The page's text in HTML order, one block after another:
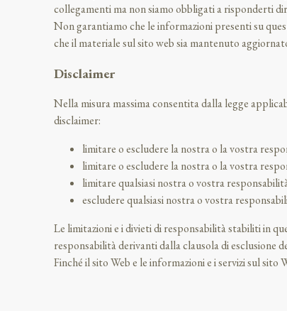
collegamenti ma non siamo obbligati a risponderti
Non garantiamo che le informazioni presenti su
che il materiale sul sito web sia mantenuto
Disclaimer
Nella misura massima consentita dalla legge
disclaimer:
limitare o escludere la nostra o la vostra
limitare o escludere la nostra o la vostra
limitare qualsiasi nostra o vostra
escludere qualsiasi nostra o vostra
Le limitazioni e i divieti di responsabilità stabiliti in
responsabilità derivanti dalla clausola di
Finché il sito Web e le informazioni e i servizi sul